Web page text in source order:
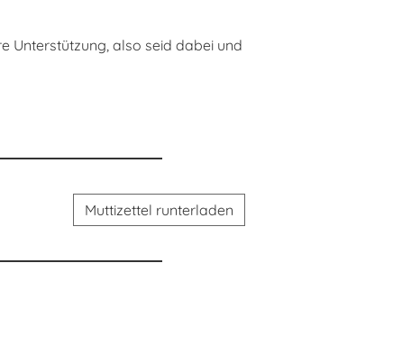
Unterstützung, also seid dabei und
Muttizettel runterladen